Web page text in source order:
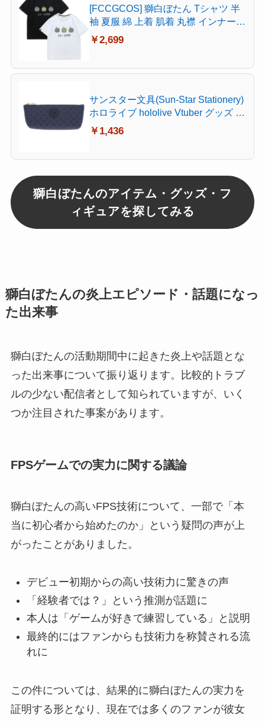
[FCCGCOS] 獅白ぼたん Tシャツ 半
袖 夏服 綿 上着 肌着 丸襟 インナーシ
ャツ スポーツシャツス コスチューム
日常服 トップス 大人 子供 男女兼用
輸入品]
￥2,699
サンスター文具(Sun-Star Stationery)
ホロライブ hololive Vtuber グッズ ペ
ンケース 獅白ぼたん S1431129
￥1,436
獅白ぼたんのアイテム・グッズ・フ
ィギュアを探してみる
獅白ぼたんの炎上エピソード・話題になっ
た出来事
獅白ぼたんの活動期間中に起きた炎上や話題とな
った出来事について振り返ります。比較的トラブ
ルの少ない配信者として知られていますが、いく
つか注目された事案があります。
FPSゲームでの実力に関する議論
獅白ぼたんの高いFPS技術について、一部で「本
当に初心者から始めたのか」という疑問の声が上
がったことがありました。
デビュー初期からの高い技術力に驚きの声
「経験者では？」という推測が話題に
本人は「ゲームが好きで練習している」と説明
最終的にはファンからも技術力を称賛される流
れに
この件については、結果的に獅白ぼたんの実力を
証明する形となり、現在では多くのファンが彼女